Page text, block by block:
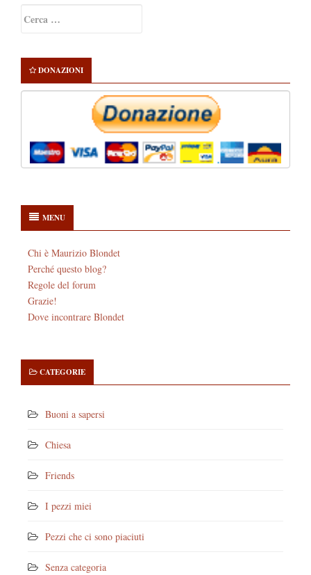
Sidebar
per:
DONAZIONI
MENU
Chi è Maurizio Blondet
Perché questo blog?
Regole del forum
Grazie!
Dove incontrare Blondet
CATEGORIE
Buoni a sapersi
Chiesa
Friends
I pezzi miei
Pezzi che ci sono piaciuti
Senza categoria